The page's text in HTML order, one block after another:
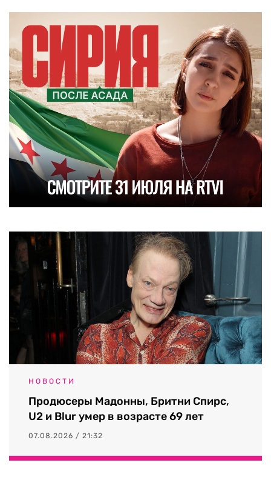
НОВОСТИ
Продюсеры Мадонны, Бритни Спирс,
U2 и Blur умер в возрасте 69 лет
07.08.2026 / 21:32